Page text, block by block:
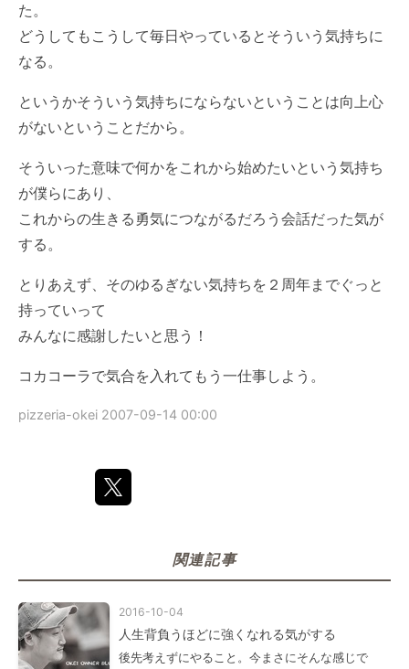
た。
どうしてもこうして毎日やっているとそういう気持ちに
なる。
というかそういう気持ちにならないということは向上心
がないということだから。
そういった意味で何かをこれから始めたいという気持ち
が僕らにあり、
これからの生きる勇気につながるだろう会話だった気が
する。
とりあえず、そのゆるぎない気持ちを２周年までぐっと
持っていって
みんなに感謝したいと思う！
コカコーラで気合を入れてもう一仕事しよう。
pizzeria-okei 2007-09-14 00:00
関連記事
2016-10-04
人生背負うほどに強くなれる気がする
後先考えずにやること。今まさにそんな感じで